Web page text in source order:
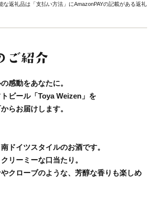
な返礼品は「支払い方法」にAmazonPAYの記載がある返礼
感動をあなたに。
ビール「Toya Weizen」を
らお届けします。
ドイツスタイルのお酒です。
リーミーな口当たり。
クローブのような、芳醇な香りも楽しめ